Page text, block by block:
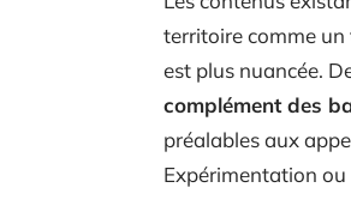
territoire comme un
est plus nuancée.
complément des
préalables aux
Expérimentation ou